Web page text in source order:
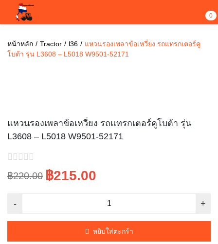
0
หน้าหลัก Tractor l36
แหวนรองเพลาข้อเหวี่ยง รถแทรกเตอร์คู
โบต้า รุ่น L3608 – L5018 W9501-52171
แหวนรองเพลาข้อเหวี่ยง รถแทรกเตอร์คูโบต้า รุ่น
L3608 – L5018 W9501-52171
฿220.00
Original
price
was:
฿215.00
Current
price
is:
หยิบใส่ตะกร้า